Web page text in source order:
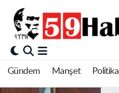
Gündem Manşet Politika